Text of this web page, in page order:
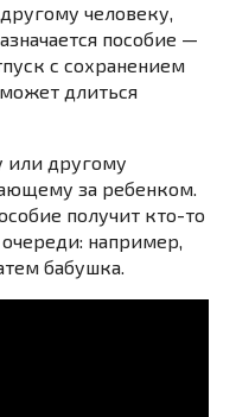
человеку,
пособие —
с сохранением
длиться
или другому
за ребенком.
получит кто-то
например,
бабушка.